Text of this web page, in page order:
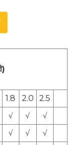
1.8 2.0
2.5
√ √
√
√ √
√